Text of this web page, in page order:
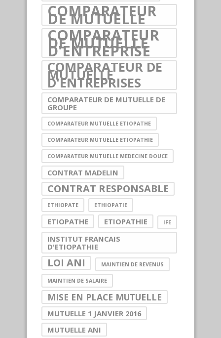
COMPARATEUR
DE MUTUELLE
COMPARATEUR
DE MUTUELLE
D'ENTREPRISE
COMPARATEUR DE
MUTUELLE
D'ENTREPRISES
COMPARATEUR DE MUTUELLE DE
GROUPE
COMPARATEUR MUTUELLE ETIOPATHE
COMPARATEUR MUTUELLE ETIOPATHIE
COMPARATEUR MUTUELLE MEDECINE DOUCE
CONTRAT MADELIN
CONTRAT RESPONSABLE
ETHIOPATE ETHIOPATIE
ETIOPATHE ETIOPATHIE IFE
INSTITUT FRANCAIS
D'ETIOPATHIE
LOI ANI MAINTIEN DE REVENUS
MAINTIEN DE SALAIRE
MISE EN PLACE MUTUELLE
MUTUELLE 1 JANVIER 2016
MUTUELLE ANI